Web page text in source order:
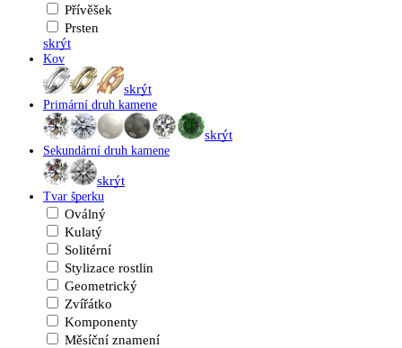
Přívěšek
Prsten
skrýt
Kov
skrýt
Primární druh kamene
skrýt
Sekundární druh kamene
skrýt
Tvar šperku
Oválný
Kulatý
Solitérní
Stylizace rostlin
Geometrický
Zvířátko
Komponenty
Měsíční znamení